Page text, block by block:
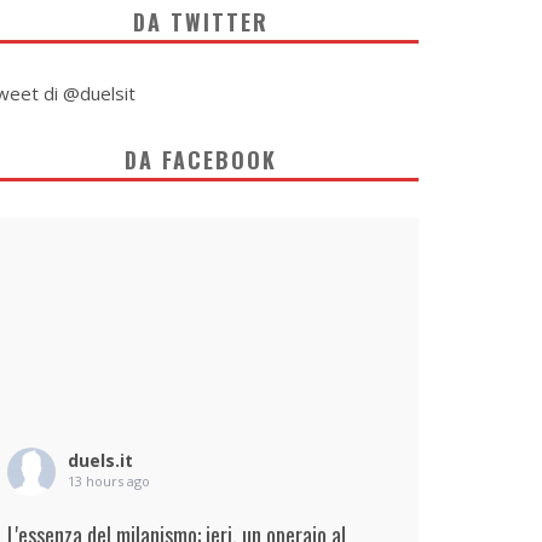
DA TWITTER
di @duelsit
DA FACEBOOK
duels.it
13 hours ago
L'essenza del milanismo: ieri, un operaio al